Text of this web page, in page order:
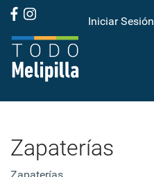
Iniciar Sesión
Zapaterías